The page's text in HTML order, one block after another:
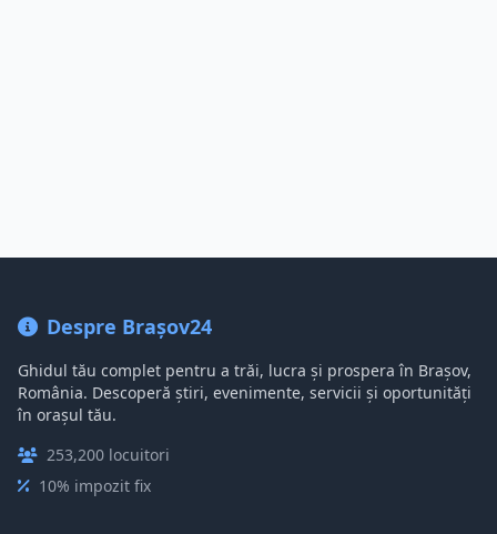
Despre Brașov24
Ghidul tău complet pentru a trăi, lucra și prospera în Brașov,
România. Descoperă știri, evenimente, servicii și oportunități
în orașul tău.
253,200 locuitori
10% impozit fix